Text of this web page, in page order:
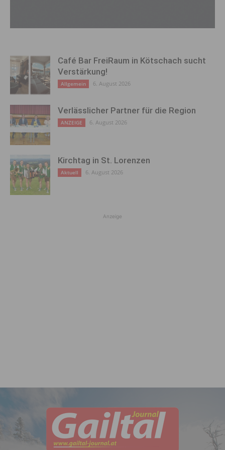
Café Bar FreiRaum in Kötschach sucht
Verstärkung!
Allgemein 6. August 2026
Verlässlicher Partner für die Region
ANZEIGE 6. August 2026
Kirchtag in St. Lorenzen
Aktuell 6. August 2026
Anzeige